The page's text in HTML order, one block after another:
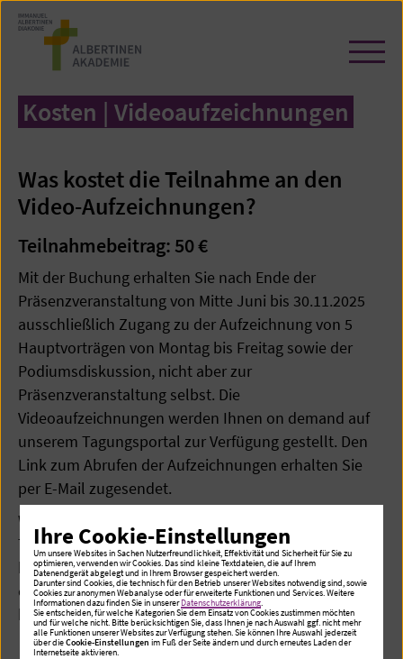
Zum
Seiteninhalt
springen
Kosten | Videoaufzeichnungen
Was kostet die Teilnahme an den
Video-Aufzeichnungen?
Teilnahmebeitrag: 50 €
Mit der Buchung erhalten Sie nach Ende der
Präsenzveranstaltung von Mitte Juni bis 30.11.2025
ausschließlich Zugang zu der Aufzeichnung von 5
Hauptvorträgen von Montag bis Freitag sowie der
Podiumsdiskussion, nicht aber zur
Präsenzveranstaltung selbst. Die
Videoaufzeichnungen werden Ihnen on demand auf
unserem Tagungsportal zur Verfügung gestellt. Den
Link zum Abrufen der Aufzeichnungen erhalten Sie
per E-Mail zugesendet.
Wenn Sie sich später anmelden und den Link zum
Tagungsportal nach Mitte Juli zugesendet
bekommen, verkürzt sich der Verfügungszeitraum
entsprechend. Eine Verlängerung über den 30.11.2025
hinaus ist grundsätzlich nicht möglich.
Ihre Cookie-Einstellungen
Um unsere Websites in Sachen Nutzerfreundlichkeit, Effektivität und Sicherheit für Sie zu
optimieren, verwenden wir Cookies. Das sind kleine Textdateien, die auf Ihrem
Datenendgerät abgelegt und in Ihrem Browser gespeichert werden.
Darunter sind Cookies, die technisch für den Betrieb unserer Websites notwendig sind, sowie
Cookies zur anonymen Webanalyse oder für erweiterte Funktionen und Services. Weitere
Informationen dazu finden Sie in unsererDatenschutzerklärung.
Sie entscheiden, für welche Kategorien Sie dem Einsatz von Cookies zustimmen möchten
und für welche nicht. Bitte berücksichtigen Sie, dass Ihnen je nach Auswahl ggf. nicht mehr
alle Funktionen unserer Websites zur Verfügung stehen. Sie können Ihre Auswahl jederzeit
über dieCookie-Einstellungen im Fuß der Seite ändern und durch erneutes Laden der
Internetseite aktivieren.